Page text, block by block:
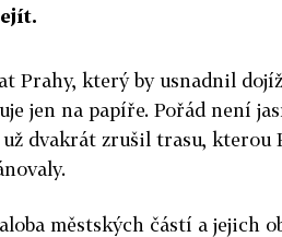
Prahy, který by usnadnil
jen na papíře. Pořád není
už dvakrát zrušil trasu, kterou
městských částí a jejich